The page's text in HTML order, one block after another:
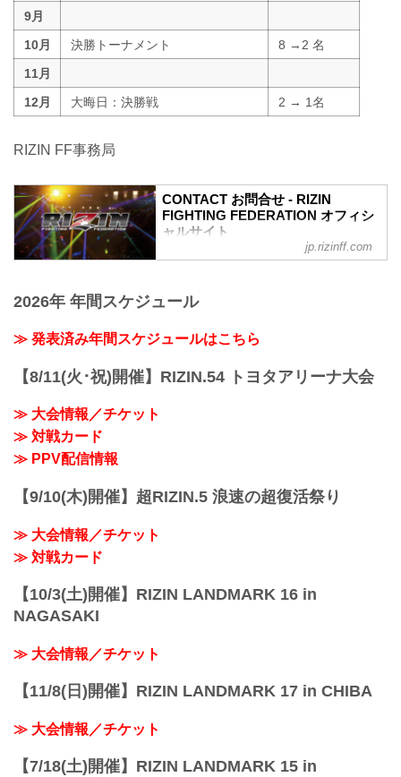
9月
10月
決勝トーナメント
8 →2 名
11月
12月
大晦日：決勝戦 2 → 1名
RIZIN FF事務局
CONTACT お問合せ - RIZIN
FIGHTING FEDERATION オフィシ
ャルサイト
jp.rizinff.com
2026年 年間スケジュール
≫ 発表済み年間スケジュールはこちら
【8/11(火･祝)開催】RIZIN.54 トヨタアリーナ大会
≫ 大会情報／チケット
≫ 対戦カード
≫ PPV配信情報
【9/10(木)開催】超RIZIN.5 浪速の超復活祭り
≫ 大会情報／チケット
≫ 対戦カード
【10/3(土)開催】RIZIN LANDMARK 16 in
NAGASAKI
≫ 大会情報／チケット
【11/8(日)開催】RIZIN LANDMARK 17 in CHIBA
≫ 大会情報／チケット
【7/18(土)開催】RIZIN LANDMARK 15 in